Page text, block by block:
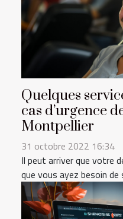
Quelques
cas d’urgence
Montpellier
31 octobre 2022 16:34
Il peut arriver que votre
que vous ayez besoin de